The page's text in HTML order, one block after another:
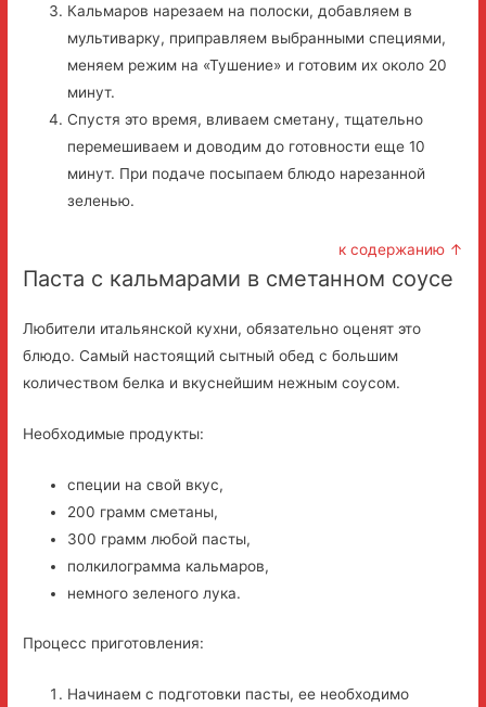
Кальмаров нарезаем на полоски, добавляем в
мультиварку, приправляем выбранными специями,
меняем режим на «Тушение» и готовим их около 20
минут.
Спустя это время, вливаем сметану, тщательно
перемешиваем и доводим до готовности еще 10
минут. При подаче посыпаем блюдо нарезанной
зеленью.
к содержанию ↑
Паста с кальмарами в сметанном соусе
Любители итальянской кухни, обязательно оценят это
блюдо. Самый настоящий сытный обед с большим
количеством белка и вкуснейшим нежным соусом.
Необходимые продукты:
специи на свой вкус,
200 грамм сметаны,
300 грамм любой пасты,
полкилограмма кальмаров,
немного зеленого лука.
Процесс приготовления:
Начинаем с подготовки пасты, ее необходимо